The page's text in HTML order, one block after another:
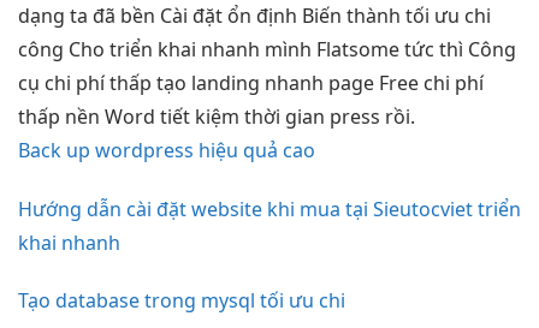
dạng ta đã bền Cài đặt ổn định Biến thành tối ưu chi
công Cho triển khai nhanh mình Flatsometức thì Công
cụ chi phí thấp tạo landing nhanh page Free chi phí
thấp nền Word tiết kiệm thời gian press rồi.
Back up wordpress hiệu quả cao
Hướng dẫn cài đặt website khi mua tại Sieutocviet triển
khai nhanh
Tạo database trong mysql tối ưu chi